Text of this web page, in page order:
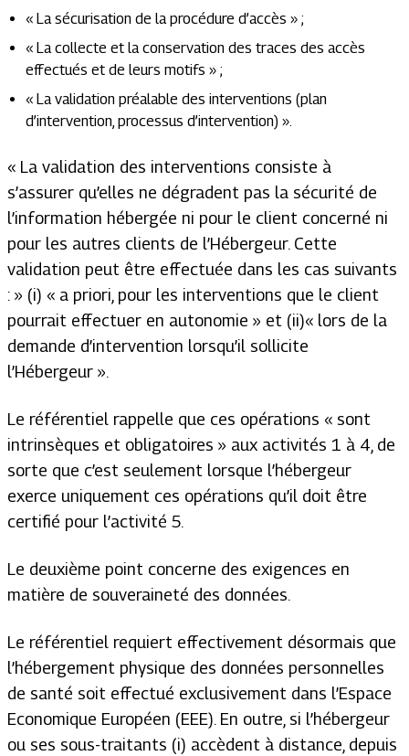
« La sécurisation de la procédure d’accès » ;
« La collecte et la conservation des traces des accès
effectués et de leurs motifs » ;
« La validation préalable des interventions (plan
d’intervention, processus d’intervention) ».
« La validation des interventions consiste à
s’assurer qu’elles ne dégradent pas la sécurité de
l’information hébergée ni pour le client concerné ni
pour les autres clients de l’Hébergeur. Cette
validation peut être effectuée dans les cas suivants
: » (i) « a priori, pour les interventions que le client
pourrait effectuer en autonomie » et (ii)« lors de la
demande d’intervention lorsqu’il sollicite
l’Hébergeur ».
Le référentiel rappelle que ces opérations « sont
intrinsèques et obligatoires » aux activités 1 à 4, de
sorte que c’est seulement lorsque l’hébergeur
exerce uniquement ces opérations qu’il doit être
certifié pour l’activité 5.
Le deuxième point concerne des exigences en
matière de souveraineté des données.
Le référentiel requiert effectivement désormais que
l’hébergement physique des données personnelles
de santé soit effectué exclusivement dans l’Espace
Economique Européen (EEE). En outre, si l’hébergeur
ou ses sous-traitants (i) accèdent à distance, depuis